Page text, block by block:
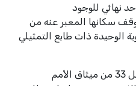
نهائي للوجود
سكانها المعبر عنه من
الوحيدة ذات طابع التمثيلي
وقد تمت المفاوضات طبقا للفصل 33 من ميثاق الأمم